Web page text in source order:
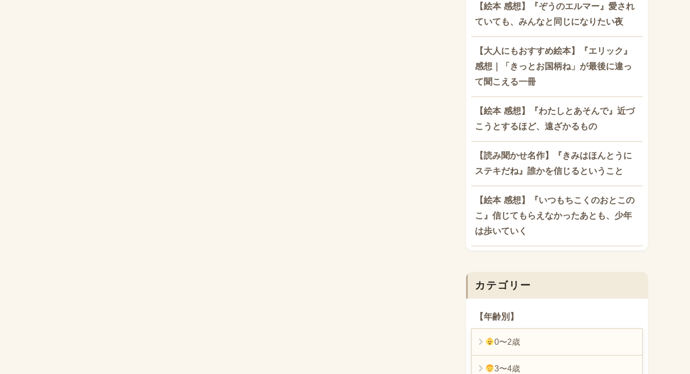
【絵本 感想】『ぞうのエルマー』愛され
ていても、みんなと同じになりたい夜
【大人にもおすすめ絵本】『エリック』
感想｜「きっとお国柄ね」が最後に違っ
て聞こえる一冊
【絵本 感想】『わたしとあそんで』近づ
こうとするほど、遠ざかるもの
【読み聞かせ名作】『きみはほんとうに
ステキだね』誰かを信じるということ
【絵本 感想】『いつもちこくのおとこの
こ』信じてもらえなかったあとも、少年
は歩いていく
カテゴリー
【年齢別】
0〜2歳
3〜4歳